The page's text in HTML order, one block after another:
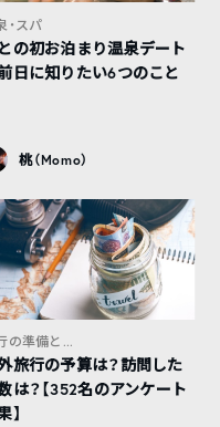
・スパ
の初お泊まり温泉デート
日に知りたい6つのこと
桃（Momo）
の準備と...
旅行の予算は？訪問した
は？【352名のアンケート
】